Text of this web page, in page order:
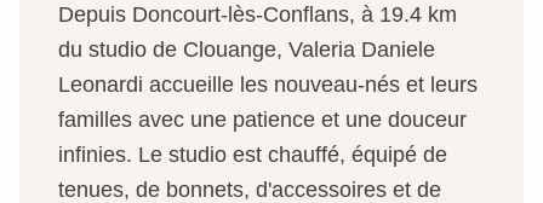
Depuis Doncourt-lès-Conflans, à 19.4 km
du studio de Clouange, Valeria Daniele
Leonardi accueille les nouveau-nés et leurs
familles avec une patience et une douceur
infinies. Le studio est chauffé, équipé de
tenues, de bonnets, d'accessoires et de